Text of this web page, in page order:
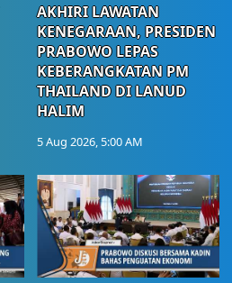
AKHIRI LAWATAN
KENEGARAAN, PRESIDEN
PRABOWO LEPAS
KEBERANGKATAN PM
THAILAND DI LANUD
HALIM
5 Aug 2026, 5:00 AM